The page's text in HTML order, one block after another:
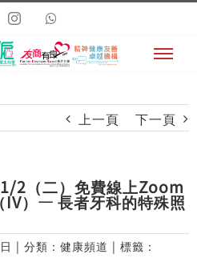
Instagram
上一頁 下一頁
2（二）免費線上Zoom
IV）— 長者牙科的特殊照
| 分類： 健康頻道 | 標籤：